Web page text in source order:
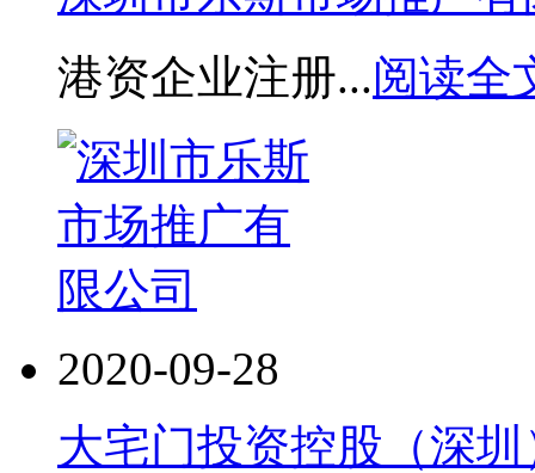
港资企业注册...阅读全
2020-09-28
大宅门投资控股（深